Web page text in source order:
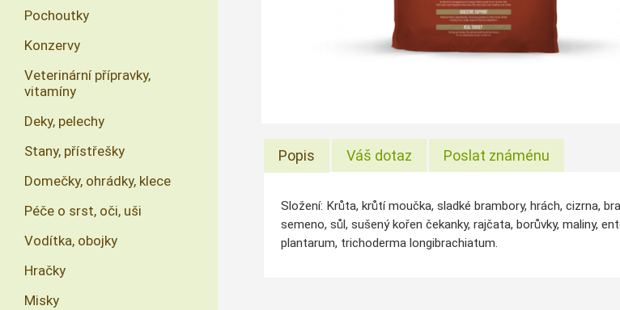
Popis Váš dotaz Poslat známénu
Složení: Krůta, krůtí moučka, sladké brambory, hrách, cizrna,
semeno, sůl, sušený kořen čekanky, rajčata, borůvky, maliny,
plantarum, trichoderma longibrachiatum.
Pochoutky
Konzervy
Veterinární přípravky,
vitamíny
Deky, pelechy
Stany, přístřešky
Domečky, ohrádky, klece
Péče o srst, oči, uši
Vodítka, obojky
Hračky
Misky